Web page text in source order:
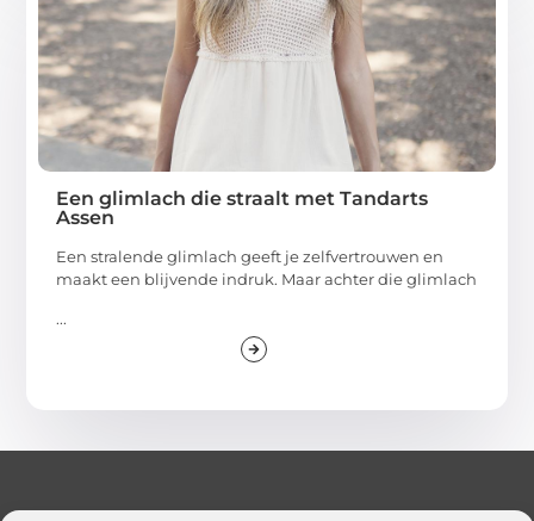
Een glimlach die straalt met Tandarts
Assen
Een stralende glimlach geeft je zelfvertrouwen en
maakt een blijvende indruk. Maar achter die glimlach
...